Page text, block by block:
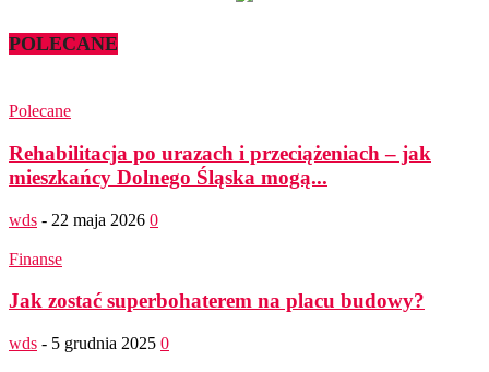
POLECANE
Polecane
Rehabilitacja po urazach i przeciążeniach – jak
mieszkańcy Dolnego Śląska mogą...
wds - 22 maja 2026 0
Finanse
Jak zostać superbohaterem na placu budowy?
wds - 5 grudnia 2025 0